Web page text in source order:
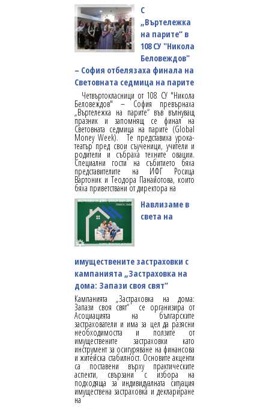
С
„Въртележка
на парите“ в
108 СУ "Никола
Беловеждов"
– София отбелязаха финала на
Световната седмица на парите
Четвъртокласници от 108 СУ "Никола
Беловеждов" – София превърнаха
„Въртележка на парите“ във вълнуващ
празник и запомнящ се финал на
Световната седмица на парите (Global
Money Week). Те представиха урока-
театър пред свои съученици, учители и
родители и събраха техните овации.
Специални гости на събитието бяха
представителите на ИФГ Росица
Вартоник и Теодора Панайотова, които
бяха приветствани от директора на
Навлизаме в
света на
имуществените застраховки с
кампанията „Застраховка на
дома: Запази своя свят“
Кампанията „Застраховка на дома:
Запази своя свят“ се организира от
Асоциацията на българските
застрахователи и има за цел да разясни
необходимостта и ползите от
имуществените застраховки като
инструмент за осигуряване на финансова
и житейска стабилност. Основите акценти
са поставени върху практическите
аспекти, свързани с избора на
подходяща за индивидуалната ситуация
имуществена застраховка и деклариране
на